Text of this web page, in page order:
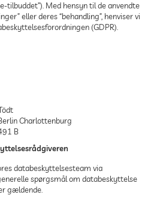
tilbuddet”). Med hensyn til de anvendte
eller deres “behandling”, henviser vi
(GDPR).
Charlottenburg
B
databeskyttelsesteam via
spørgsmål om databeskyttelse
gældende.